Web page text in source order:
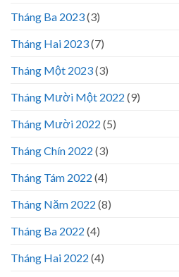
Tháng Ba 2023(3)
Tháng Hai 2023(7)
Tháng Một 2023(3)
Tháng Mười Một 2022 (9)
Tháng Mười 2022 (5)
Tháng Chín 2022 (3)
Tháng Tám 2022 (4)
Tháng Năm 2022 (8)
Tháng Ba 2022 (4)
Tháng Hai 2022 (4)